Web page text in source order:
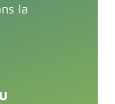
la